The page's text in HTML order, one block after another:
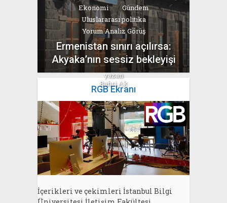
Ekonomi
Gündem
Uluslararası politika
Yorum Analiz Görüş
Ermenistan sınırı açılırsa:
Akyaka’nın sessiz bekleyişi
yazan
Bahri Ak
RGB Ekranı
İçerikleri ve çekimleri İstanbul Bilgi